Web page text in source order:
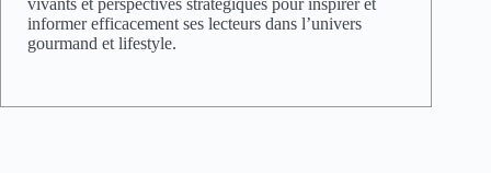
informer efficacement ses lecteurs dans l’univers
gourmand et lifestyle.